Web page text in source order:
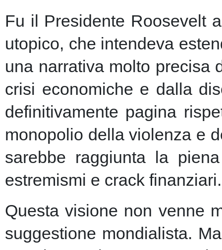
Fu il Presidente Roosevelt
utopico, che intendeva
una narrativa molto precisa
crisi economiche e dalla
definitivamente pagina
monopolio della violenza e
sarebbe raggiunta la
estremismi e crack finanziari.
Questa visione non venne
suggestione mondialista.